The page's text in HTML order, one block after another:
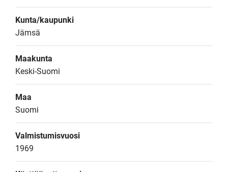
Kunta/kaupunki
Jämsä
Maakunta
Keski-Suomi
Maa
Suomi
Valmistumisvuosi
1969